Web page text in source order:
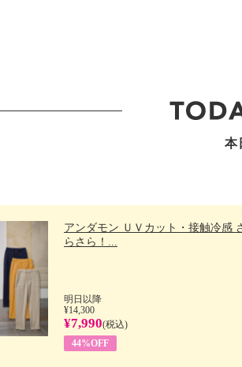
本
アンダモン ＵＶカット・接触冷感
らさら！...
明日以降
¥14,300
¥7,990(税込)
44%OFF